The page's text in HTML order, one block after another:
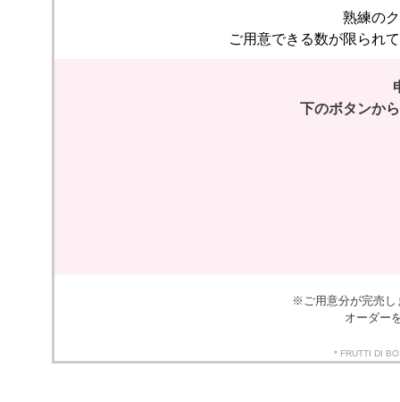
熟練の
ご用意できる数が限られ
下のボタンか
※ご用意分が完売し
オーダー
＊FRUTTI DI